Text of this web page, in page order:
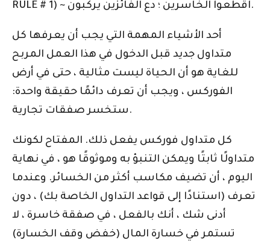
RULE # 1) ~ اقطعوا الخاسرين ؛ دع الفائزين يركبون.
أحد الأشياء المهمة التي يجب أن يعرفها كل
متداول جديد قبل الدخول في هذا العمل المربح
للغاية هو أن الحياة ليست مثالية ، حتى في أرض
الفوركس ، ويجب أن تعرف دائمًا حقيقة واحدة:
ستخسر صفقات تجارية.
كل متداول فوركس يفعل ذلك. المفتاح لكونك
متداولًا ثابتًا ويمكن التنبؤ به وموثوقًا هو ، في نهاية
اليوم ، أن تضيف مكاسب أكثر من الخسائر. وعندما
تعرف (استنادًا إلى قواعد التداول الخاصة بك) ، دون
أدنى شك ، أنك بالفعل ، في صفقة خاسرة ، لا
تستمر في خسارة المال (خفض وقف الخسارة)